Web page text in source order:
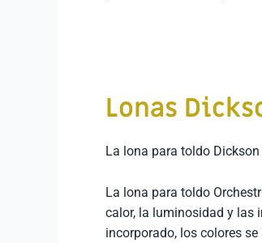
Lonas
La lona para toldo
La lona para toldo
calor, la luminosidad y las
incorporado, los colores